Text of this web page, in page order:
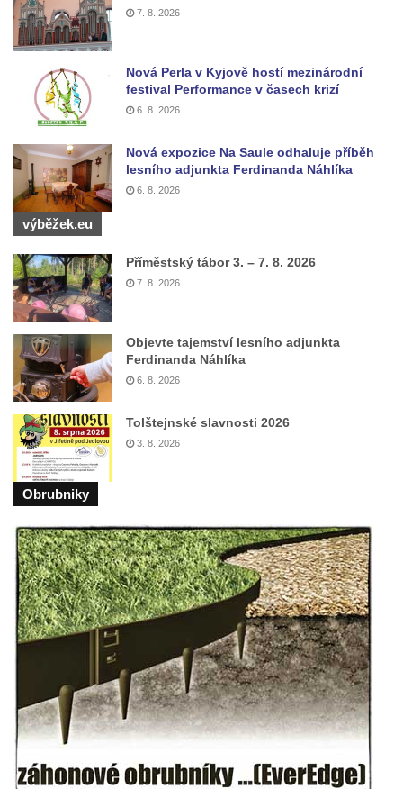
Maazův kříž na Kostelní stezce v
Mikulášovicích
Boží muka na Kostelní stezce v
Mikulášovicích
Franzeho kříž u domu čp. 356 v
Mikulášovicích
Hammerberský kříž na křižovatce mezi
domy čp. 739 a 758 v Mikulášovicích
Kříž Johannese Herlta poblíž domu čp. 428
Drascheho kříž na zahradě domu čp. 915 v
Mikulášovicích
Hampelův kříž západně od dolního nádraží
v Mikulášovicích
Růžové
Centrální kříž na starém hřbitově ve
Vilémově
Vilémově
Kříž u kostela Nanebevzetí Panny Marie na
křížové cestě ve Vilémově
Kříž u cesty mezi Růžovou a Kamenickou
Strání
Kříž u severní zdi kostela Nalezení svatého
Kříže ve Frýdlantu
Kříž na Křížové cestě na Křížovém vrchu ve
Frýdlantu
Centrální kříž hřbitova ve Sloupu v Čechách
7. 8. 2026
Nová Perla v Kyjově hostí mezinárodní
festival Performance v časech krizí
6. 8. 2026
Nová expozice Na Saule odhaluje příběh
lesního adjunkta Ferdinanda Náhlíka
6. 8. 2026
výběžek.eu
Příměstský tábor 3. – 7. 8. 2026
7. 8. 2026
Objevte tajemství lesního adjunkta
Ferdinanda Náhlíka
6. 8. 2026
Tolštejnské slavnosti 2026
3. 8. 2026
Obrubniky